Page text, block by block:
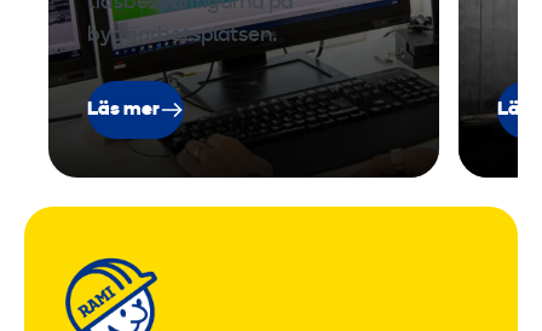
0
c
m
byggarbetsplatsen.
Läs mer Läs